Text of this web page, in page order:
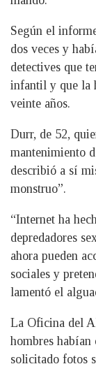
Según el
dos veces y
detectives que
infantil y que la
veinte años.
Durr, de 52,
mantenimiento
describió a sí
monstruo”.
“Internet ha
depredadores
ahora pueden
sociales y
lamentó el
La Oficina del
hombres habían
solicitado fotos